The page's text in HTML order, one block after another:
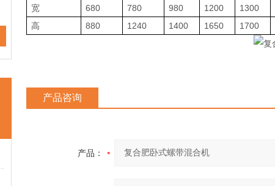
宽
680 780 980 1200 1300
高
880 1240 1400 1650 1700
产品咨询
产品：